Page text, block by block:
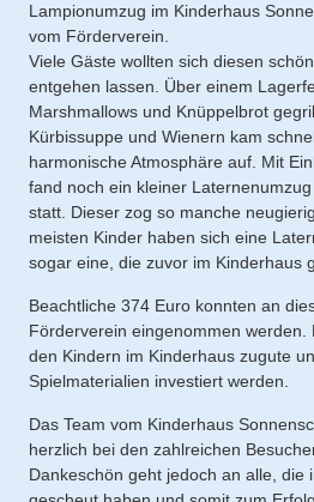
Lampionumzug im Kinderhaus
vom Förderverein.
Viele Gäste wollten sich diesen
entgehen lassen. Über einem
Marshmallows und Knüppelbrot
Kürbissuppe und Wienern kam
harmonische Atmosphäre auf. Mit
fand noch ein kleiner
statt. Dieser zog so manche
meisten Kinder haben sich eine
sogar eine, die zuvor im Kinderhaus
Beachtliche 374 Euro konnten an
Förderverein eingenommen werden.
den Kindern im Kinderhaus zugute
Spielmaterialien investiert werden.
Das Team vom Kinderhaus
herzlich bei den zahlreichen
Dankeschön geht jedoch an alle, die